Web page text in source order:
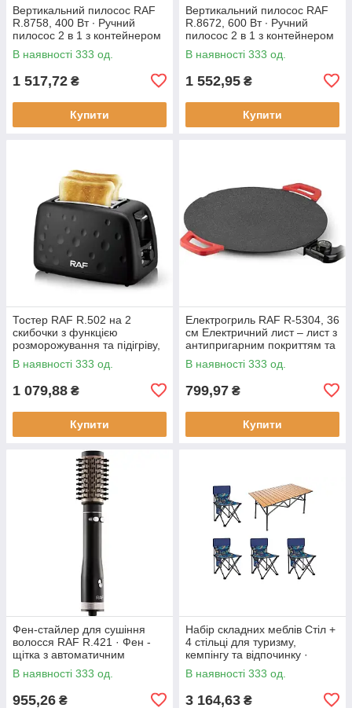
Вертикальний пилосос RAF
R.8758, 400 Вт ∙ Ручний
пилосос 2 в 1 з контейнером
В наявності 333 од.
1 517,72 ₴
Купити
Вертикальний пилосос RAF
R.8672, 600 Вт ∙ Ручний
пилосос 2 в 1 з контейнером
В наявності 333 од.
1 552,95 ₴
Купити
Тостер RAF R.502 на 2
скибочки з функцією
розморожування та підігріву,
930 Вт
В наявності 333 од.
1 079,88 ₴
Купити
Електрогриль RAF R-5304, 36
см Електричний лист – лист з
антипригарним покриттям та
регулюванням температури
смаження, 1800 Вт
В наявності 333 од.
799,97 ₴
Купити
Фен-стайлер для сушіння
волосся RAF R.421 · Фен -
щітка з автоматичним
обертанням насадок, 1000 Вт
В наявності 333 од.
955,26 ₴
Набір складних меблів Стіл +
4 стільці для туризму,
кемпінгу та відпочинку ·
Металевий каркас
В наявності 333 од.
3 164,63 ₴